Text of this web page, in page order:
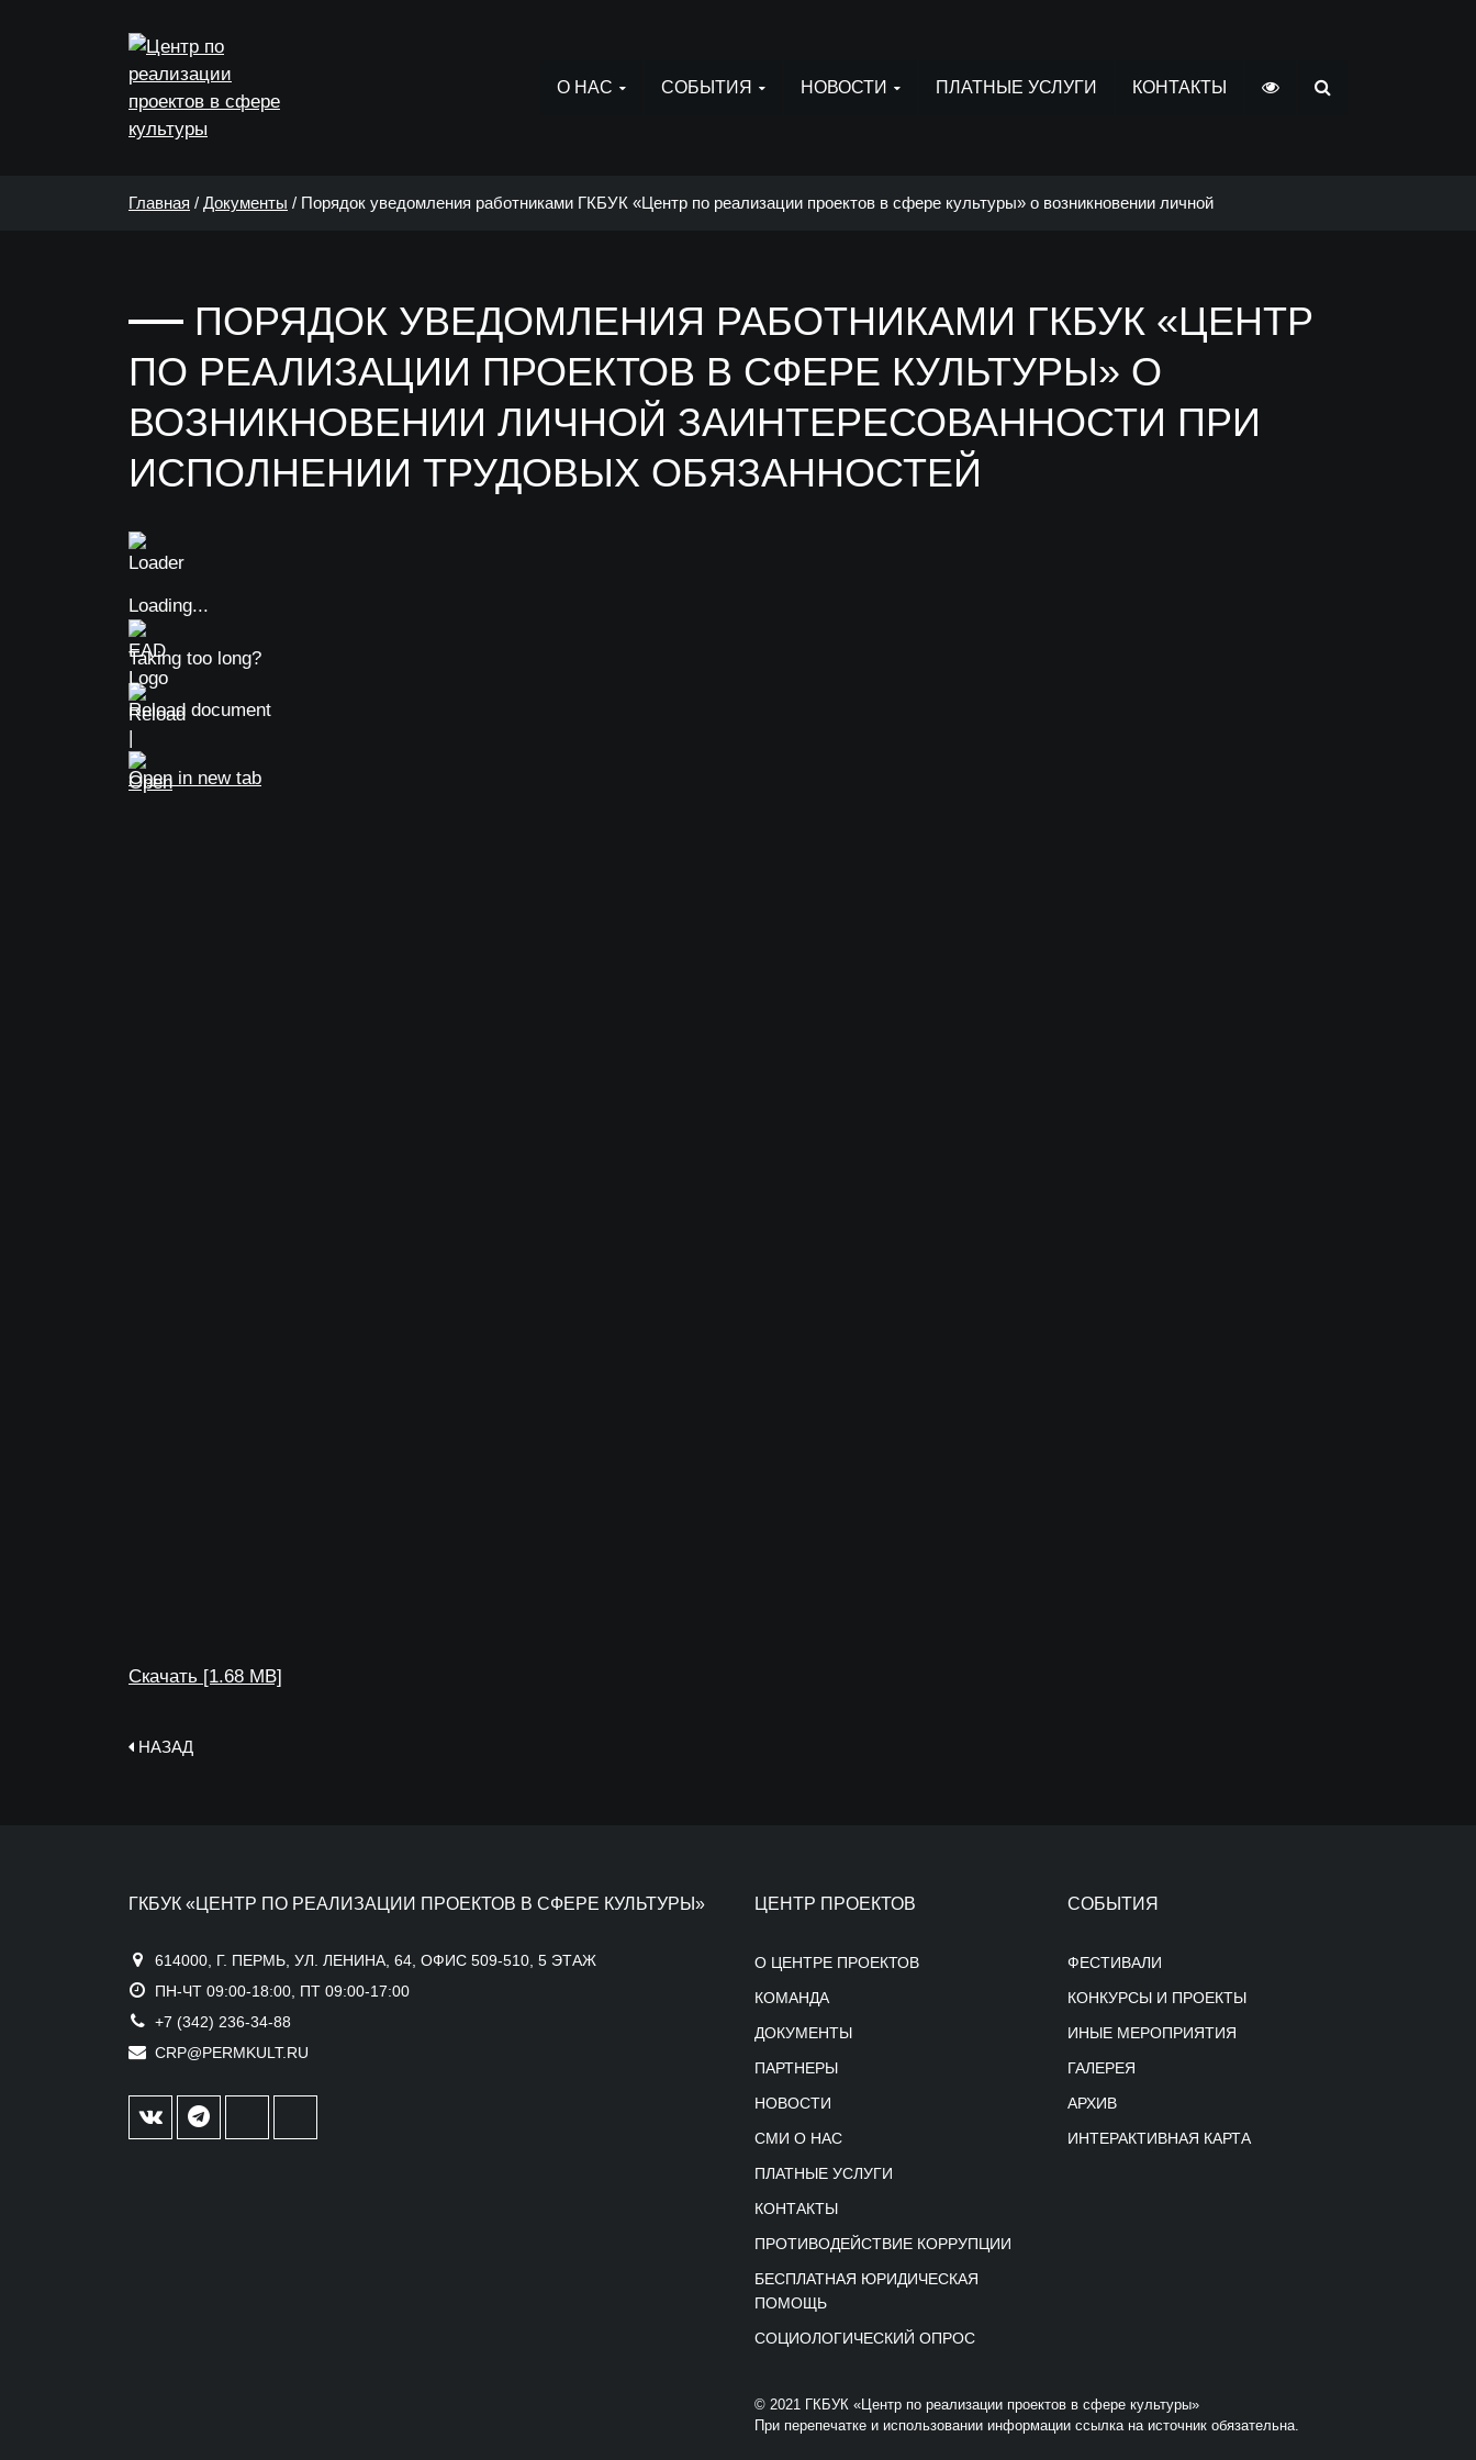
О НАС СОБЫТИЯ НОВОСТИ ПЛАТНЫЕ УСЛУГИ КОНТАКТЫ
Главная / Документы / Порядок уведомления работниками ГКБУК «Центр по реализации проектов в сфере культуры» о возникновении личной
ПОРЯДОК УВЕДОМЛЕНИЯ РАБОТНИКАМИ ГКБУК «ЦЕНТР
ПО РЕАЛИЗАЦИИ ПРОЕКТОВ В СФЕРЕ КУЛЬТУРЫ» О
ВОЗНИКНОВЕНИИ ЛИЧНОЙ ЗАИНТЕРЕСОВАННОСТИ ПРИ
ИСПОЛНЕНИИ ТРУДОВЫХ ОБЯЗАННОСТЕЙ
Loading...
Taking too long?
Reload document
|
Open in new tab
Скачать [1.68 MB]
НАЗАД
ГКБУК «ЦЕНТР ПО РЕАЛИЗАЦИИ ПРОЕКТОВ В СФЕРЕ КУЛЬТУРЫ»
614000, Г. ПЕРМЬ, УЛ. ЛЕНИНА, 64, ОФИС 509-510, 5 ЭТАЖ
ПН-ЧТ 09:00-18:00, ПТ 09:00-17:00
+7 (342) 236-34-88
CRP@PERMKULT.RU
ЦЕНТР ПРОЕКТОВ
О ЦЕНТРЕ ПРОЕКТОВ
КОМАНДА
ДОКУМЕНТЫ
ПАРТНЕРЫ
НОВОСТИ
СМИ О НАС
ПЛАТНЫЕ УСЛУГИ
КОНТАКТЫ
ПРОТИВОДЕЙСТВИЕ КОРРУПЦИИ
БЕСПЛАТНАЯ ЮРИДИЧЕСКАЯ
ПОМОЩЬ
СОЦИОЛОГИЧЕСКИЙ ОПРОС
СОБЫТИЯ
ФЕСТИВАЛИ
КОНКУРСЫ И ПРОЕКТЫ
ИНЫЕ МЕРОПРИЯТИЯ
ГАЛЕРЕЯ
АРХИВ
ИНТЕРАКТИВНАЯ КАРТА
© 2021 ГКБУК «Центр по реализации проектов в сфере культуры»
При перепечатке и использовании информации ссылка на источник обязательна.